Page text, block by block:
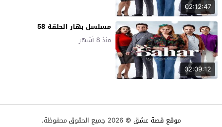
02:12:47
02:09:12
مسلسل بهار الحلقة 58
منذ 8 أشهر
موقع قصة عشق © 2026 جميع الحقوق محفوظة.